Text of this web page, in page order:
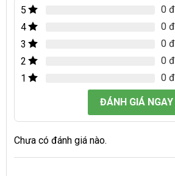
5
0
4
0
3
0
2
0
1
0
ĐÁNH GIÁ NGAY
Chưa có đánh giá nào.